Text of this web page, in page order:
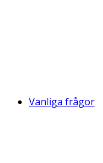
Vanliga frågor